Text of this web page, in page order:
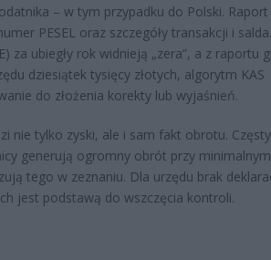
– w tym przypadku do Polski. Raport
PESEL oraz szczegóły transakcji i
za ubiegły rok widnieją „zera”, a z raportu
dziesiątek tysięcy złotych, algorytm KAS
do złożenia korekty lub wyjaśnień.
nie tylko zyski, ale i sam fakt obrotu.
generują ogromny obrót przy
tego w zeznaniu. Dla urzędu brak
jest podstawą do wszczęcia kontroli.